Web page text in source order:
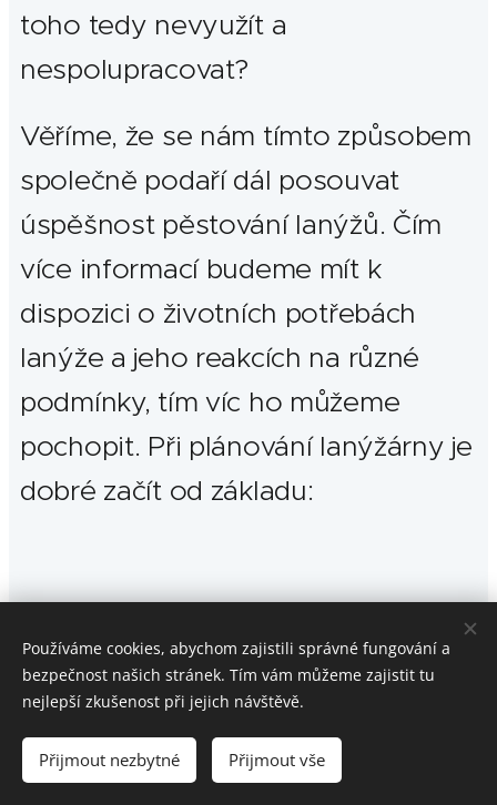
toho tedy nevyužít a
nespolupracovat?
Věříme, že se nám tímto způsobem
společně podaří dál posouvat
úspěšnost pěstování lanýžů. Čím
více informací budeme mít k
dispozici o životních potřebách
lanýže a jeho reakcích na různé
podmínky, tím víc ho můžeme
pochopit. Při plánování lanýžárny je
dobré začít od základu:
Základní test půdy
Na fotografie i texty se vztahují autorská práva.
Používáme cookies, abychom zajistili správné fungování a
bezpečnost našich stránek. Tím vám můžeme zajistit tu
nejlepší zkušenost při jejich návštěvě.
Přijmout nezbytné Přijmout vše